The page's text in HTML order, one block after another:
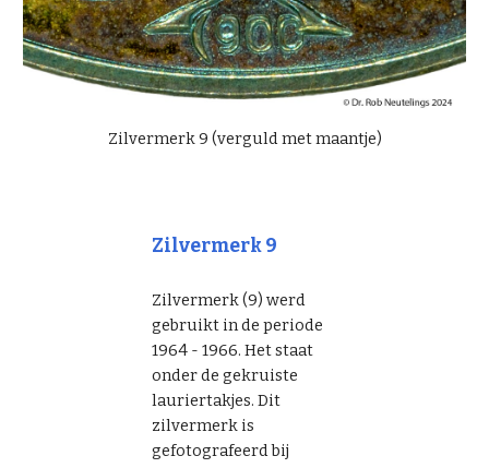
Zilvermerk 9 (verguld met maantje)
Zilvermerk 9
Zilvermerk (9) werd
gebruikt in de periode
1964 - 1966. Het staat
onder de gekruiste
lauriertakjes. Dit
zilvermerk is
gefotografeerd bij